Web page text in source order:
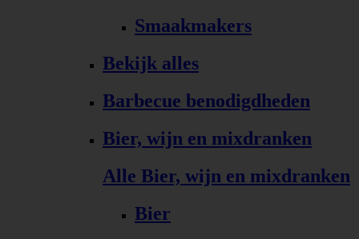
Smaakmakers
Bekijk alles
Barbecue benodigdheden
Bier, wijn en mixdranken
Alle Bier, wijn en mixdranken
Bier